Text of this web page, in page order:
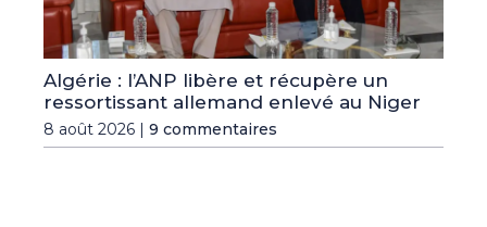
Algérie : l’ANP libère et récupère un
ressortissant allemand enlevé au Niger
8 août 2026 | 9 commentaires